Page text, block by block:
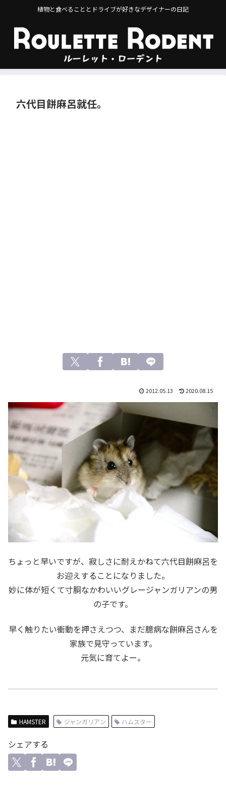
植物と食べることとドライブが好きなデザイナーの日記
六代目餅麻呂就任。
2012.05.13 2020.08.15
ちょっと早いですが、寂しさに耐えかねて六代目餅麻呂を
お迎えすることになりました。
妙に体が短くて寸胴なかわいいグレージャンガリアンの男
の子です。
早く触りたい衝動を押さえつつ、まだ臆病な餅麻呂さんを
家族で見守っています。
元気に育てよー。
HAMSTER ジャンガリアン ハムスター
シェアする